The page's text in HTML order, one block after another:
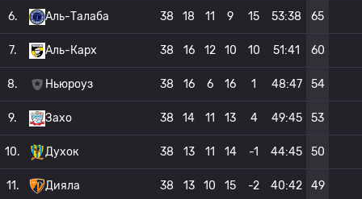
6. Аль-Талаба 38 18 11 9 15 53:38 65
7. Аль-Карх 38 16 12 10 10 51:41 60
8. Ньюроуз 38 16 6 16 1 48:47 54
9. Захо 38 14 11 13 4 49:45 53
10. Духок 38 13 11 14 -1 44:45 50
11. Дияла 38 13 10 15 -2 40:42 49